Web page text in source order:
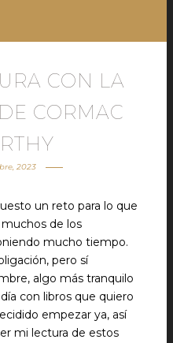
CON LA
CORMAC
2023
un reto para lo que
de los
mucho tiempo.
pero sí
algo más tranquilo
con libros que quiero
empezar ya, así
mi lectura de estos